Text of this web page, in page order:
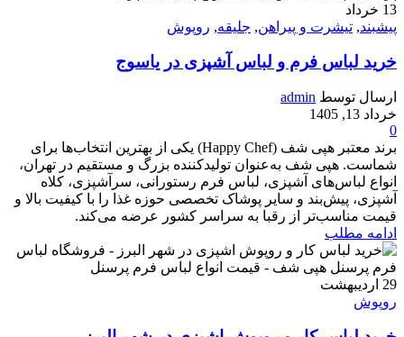
13 خرداد
پیشبند, تیشرت و پیراهن, جلیقه, روپوش
خرید لباس فرم و لباس آشپزی در یاسوج
ارسال توسط admin
خرداد 13, 1405
0
برند معتبر هپی شف (Happy Chef) یکی از بهترین انتخاب‌ها برای
شماست. هپی شف به‌عنوان تولیدکننده بزرگ و مستقیم در تهران،
انواع لباس‌های آشپزی، لباس فرم رستورانی، سرآشپزی، کلاه
آشپزی، پیش‌بند و سایر پوشاک تخصصی حوزه غذا را با کیفیت بالا و
قیمت مناسب‌تر از رقبا به سراسر کشور عرضه می‌کند.
ادامه مطلب
29 اردیبهشت
روپوش